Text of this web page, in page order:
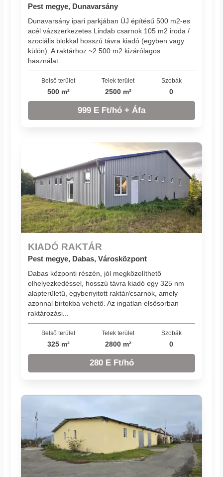
Pest megye, Dunavarsány
Dunavarsány ipari parkjában ÚJ építésű 500 m2-es
acél vázszerkezetes Lindab csarnok 105 m2 iroda /
szociális blokkal hosszú távra kiadó (egyben vagy
külön). A raktárhoz ~2.500 m2 kizárólagos
használat...
Belső terület
500 m²
Telek terület
2500 m²
Szobák
0
999 E Ft/hó + Áfa
KIADÓ RAKTÁR
Pest megye, Dabas, Városközpont
Dabas központi részén, jól megközelíthető
elhelyezkedéssel, hosszú távra kiadó egy 325 nm
alapterületű, egybenyitott raktár/csarnok, amely
azonnal birtokba vehető. Az ingatlan elsősorban
raktározási...
Belső terület
325 m²
Telek terület
2800 m²
Szobák
0
280 E Ft/hó